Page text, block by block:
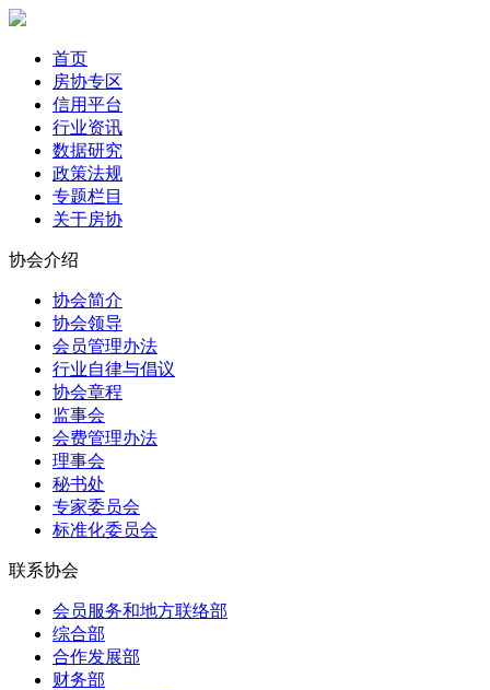
首页
房协专区
信用平台
行业资讯
数据研究
政策法规
专题栏目
关于房协
协会介绍
协会简介
协会领导
会员管理办法
行业自律与倡议
协会章程
监事会
会费管理办法
理事会
秘书处
专家委员会
标准化委员会
联系协会
会员服务和地方联络部
综合部
合作发展部
财务部